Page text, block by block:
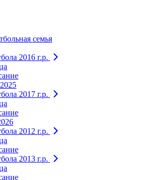
семья
2016 г.р.
2017 г.р.
2012 г.р.
2013 г.р.